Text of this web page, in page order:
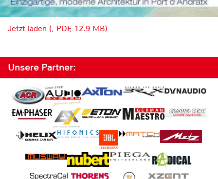
Jetzt laden (, PDF, 12.9 MB)
Unsere Partner: